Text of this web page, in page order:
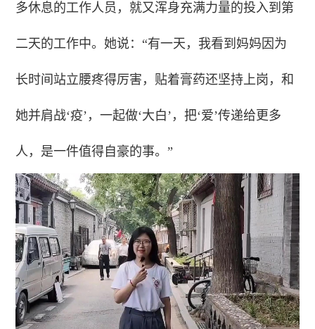
多休息的工作人员，就又浑身充满力量的投入到第
二天的工作中。她说：“有一天，我看到妈妈因为
长时间站立腰疼得厉害，贴着膏药还坚持上岗，和
她并肩战‘疫’，一起做‘大白’，把‘爱’传递给更多
人，是一件值得自豪的事。”